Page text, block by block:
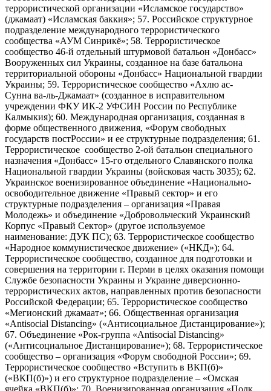
террористической организации «Исламское государство»
(джамаат) «Исламская баккия»; 57. Российское структурное
подразделение международного террористического
сообщества «АУМ Синрикё»; 58. Террористическое
сообщество 46-й отдельный штурмовой батальон «Донбасс»
Вооруженных сил Украины, созданное на базе батальона
территориальной обороны «Донбасс» Национальной гвардии
Украины; 59. Террористическое сообщество «Ахлю ас-
Сунна ва-ль-Джамаат» (созданное в исправительном
учреждении ФКУ ИК-2 УФСИН России по Республике
Калмыкия); 60. Международная организация, созданная в
форме общественного движения, «Форум свободных
государств постРоссии» и ее структурные подразделения; 61.
Террористическое сообщество 2-ой батальон специального
назначения «Донбасс» 15-го отдельного Славянского полка
Национальной гвардии Украины (войсковая часть 3035); 62.
Украинское военизированное объединение «Национально-
освободительное движение «Правый сектор» и его
структурные подразделения – организация «Правая
Молодежь» и объединение «Добровольческий Украинский
Корпус «Правый Сектор» (другое используемое
наименование: ДУК ПС); 63. Террористическое сообщество
«Народное коммунистическое движение» («НКД»); 64.
Террористическое сообщество, созданное для подготовки и
совершения на территории г. Перми в целях оказания помощи
Службе безопасности Украины и Украине диверсионно-
террористических актов, направленных против безопасности
Российской Федерации; 65. Террористическое сообщество
«Мегионский джамаат»; 66. Общественная организация
«Antisocial Distancing» («Антисоциальное Дистанцирование»);
67. Объединение «Рок-группа «Antisocial Distancing»
(«Антисоциальное Дистанцирование»); 68. Террористическое
сообщество – организация «Форум свободной России»; 69.
Террористическое сообщество «Вступить в ВКП(б)»
(«ВКП(б)») и его структурное подразделение – «Омская
ячейка «ВКП(б)»; 70. Военизированная организация «Полк